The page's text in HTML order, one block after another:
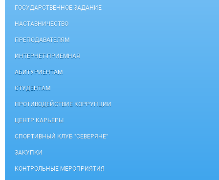
ГОСУДАРСТВЕННОЕ ЗАДАНИЕ
НАСТАВНИЧЕСТВО
ПРЕПОДАВАТЕЛЯМ
ИНТЕРНЕТ-ПРИЕМНАЯ
АБИТУРИЕНТАМ
СТУДЕНТАМ
ПРОТИВОДЕЙСТВИЕ КОРРУПЦИИ
ЦЕНТР КАРЬЕРЫ
СПОРТИВНЫЙ КЛУБ "СЕВЕРЯНЕ"
ЗАКУПКИ
КОНТРОЛЬНЫЕ МЕРОПРИЯТИЯ